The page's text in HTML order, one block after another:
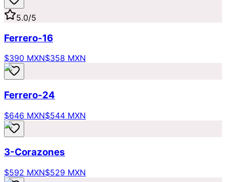
5.0/5
Ferrero-16
$390 MXN$358 MXN
Ferrero-24
$646 MXN$544 MXN
3-Corazones
$592 MXN$529 MXN